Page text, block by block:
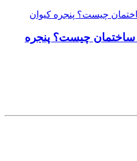
ساختمان چیست؟ پنجره